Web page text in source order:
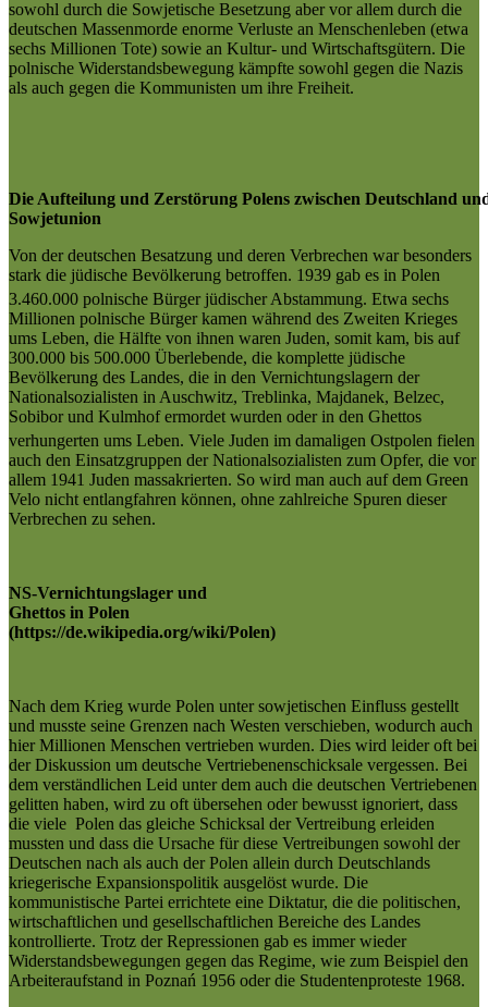
sowohl durch die Sowjetische Besetzung aber vor allem durch die
deutschen Massenmorde enorme Verluste an Menschenleben (etwa
sechs Millionen Tote) sowie an Kultur- und Wirtschaftsgütern. Die
polnische Widerstandsbewegung kämpfte sowohl gegen die Nazis
als auch gegen die Kommunisten um ihre Freiheit.
Die Aufteilung und Zerstörung Polens zwischen Deutschland
Sowjetunion
Von der deutschen Besatzung und deren Verbrechen war besonders
stark die jüdische Bevölkerung betroffen. 1939 gab es in Polen
3.460.000 polnische Bürger jüdischer Abstammung. Etwa sechs
Millionen polnische Bürger kamen während des Zweiten Krieges
ums Leben, die Hälfte von ihnen waren Juden, somit kam, bis auf
300.000 bis 500.000 Überlebende, die komplette jüdische
Bevölkerung des Landes, die in den Vernichtungslagern der
Nationalsozialisten in Auschwitz, Treblinka, Majdanek, Belzec,
Sobibor und Kulmhof ermordet wurden oder in den Ghettos
verhungerten ums Leben. Viele Juden im damaligen Ostpolen fielen
auch den Einsatzgruppen der Nationalsozialisten zum Opfer, die vor
allem 1941 Juden massakrierten. So wird man auch auf dem Green
Velo nicht entlangfahren können, ohne zahlreiche Spuren dieser
Verbrechen zu sehen.
NS-Vernichtungslager und
Ghettos in Polen
(https://de.wikipedia.org/wiki/Polen)
Nach dem Krieg wurde Polen unter sowjetischen Einfluss gestellt
und musste seine Grenzen nach Westen verschieben, wodurch auch
hier Millionen Menschen vertrieben wurden. Dies wird leider oft bei
der Diskussion um deutsche Vertriebenenschicksale vergessen. Bei
dem verständlichen Leid unter dem auch die deutschen Vertriebenen
gelitten haben, wird zu oft übersehen oder bewusst ignoriert, dass
die viele Polen das gleiche Schicksal der Vertreibung erleiden
mussten und dass die Ursache für diese Vertreibungen sowohl der
Deutschen nach als auch der Polen allein durch Deutschlands
kriegerische Expansionspolitik ausgelöst wurde. Die
kommunistische Partei errichtete eine Diktatur, die die politischen,
wirtschaftlichen und gesellschaftlichen Bereiche des Landes
kontrollierte. Trotz der Repressionen gab es immer wieder
Widerstandsbewegungen gegen das Regime, wie zum Beispiel den
Arbeiteraufstand in Poznań 1956 oder die Studentenproteste 1968.